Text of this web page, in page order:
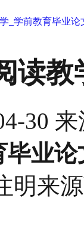
_学前教育毕业论
读
30 来
毕业论
明来